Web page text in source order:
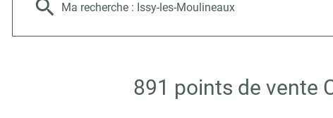
Ma recherche : Issy-les-Moulineaux
891 points de vente